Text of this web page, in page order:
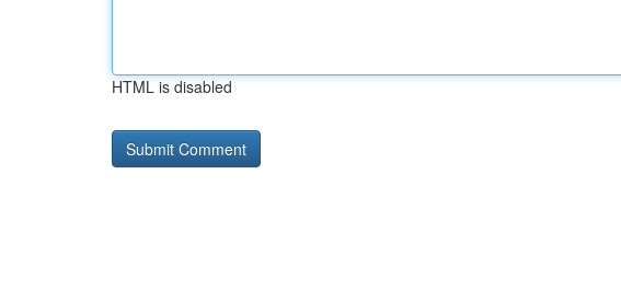
HTML is disabled